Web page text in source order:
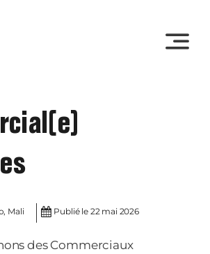
Mali Publié le 22 mai 2026
des Commerciaux